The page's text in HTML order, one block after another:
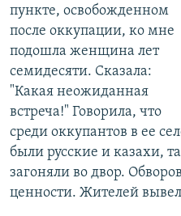
пункте, освобожденном
после оккупации, ко мне
подошла женщина лет
семидесяти. Сказала:
"Какая неожиданная
встреча!" Говорила, что
среди оккупантов в ее
были русские и казахи,
загоняли во двор.
ценности. Жителей